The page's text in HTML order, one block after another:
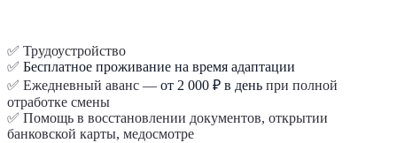
✅ Трудоустройство
✅ Бесплатное проживание на время адаптации
✅ Ежедневный аванс — от 2 000 ₽ в день при полной
отработке смены
✅ Помощь в восстановлении документов, открытии
банковской карты, медосмотре